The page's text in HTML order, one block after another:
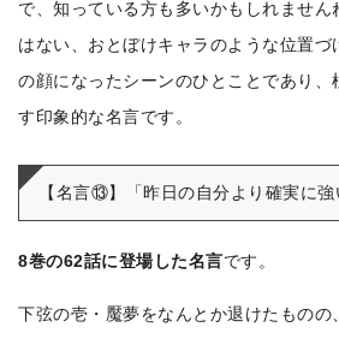
で、知っている方も多いかもしれませ
はない、おとぼけキャラのような位置づ
の顔になったシーンのひとことであり、
す印象的な名言です。
【名言⑬】「昨日の自分より確実に強
8巻の62話に登場した名言です。
下弦の壱・魘夢をなんとか退けたものの